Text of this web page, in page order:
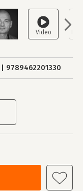
9789462201330